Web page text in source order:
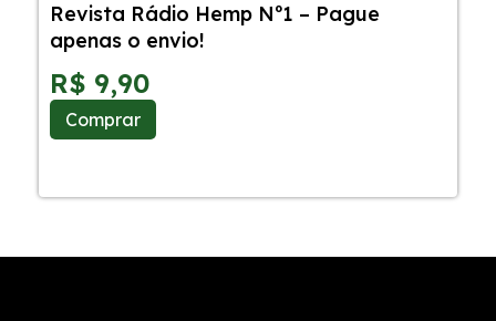
Revista Rádio Hemp Nº1 – Pague
apenas o envio!
R$ 9,90
Comprar